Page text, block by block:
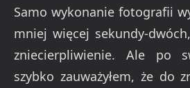
Samo wykonanie fotografii
mniej więcej sekundy-
zniecierpliwienie. Ale po
szybko zauważyłem, że do